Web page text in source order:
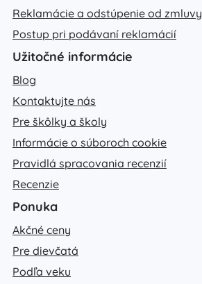
Reklamácie a odstúpenie od zmluvy
Postup pri podávaní reklamácií
Užitočné informácie
Blog
Kontaktujte nás
Pre škôlky a školy
Informácie o súboroch cookie
Pravidlá spracovania recenzií
Recenzie
Ponuka
Akčné ceny
Pre dievčatá
Podľa veku